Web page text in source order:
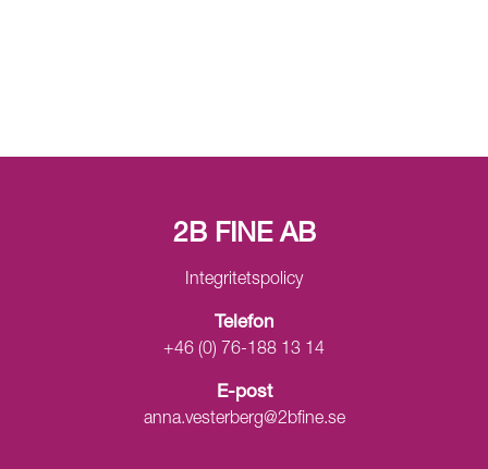
2B FINE AB
Integritetspolicy
Telefon
+46 (0) 76-188 13 14
E-post
anna.vesterberg@2bfine.se